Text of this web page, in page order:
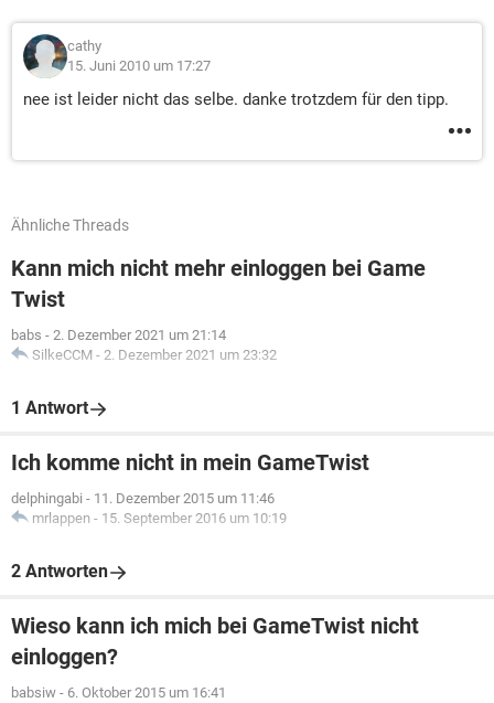
cathy
15. Juni 2010 um 17:27
nee ist leider nicht das selbe. danke trotzdem für den tipp.
Ähnliche Threads
Kann mich nicht mehr einloggen bei Game
Twist
babs - 2. Dezember 2021 um 21:14
SilkeCCM - 2. Dezember 2021 um 23:32
1 Antwort
Ich komme nicht in mein GameTwist
delphingabi - 11. Dezember 2015 um 11:46
mrlappen - 15. September 2016 um 10:19
2 Antworten
Wieso kann ich mich bei GameTwist nicht
einloggen?
babsiw - 6. Oktober 2015 um 16:41